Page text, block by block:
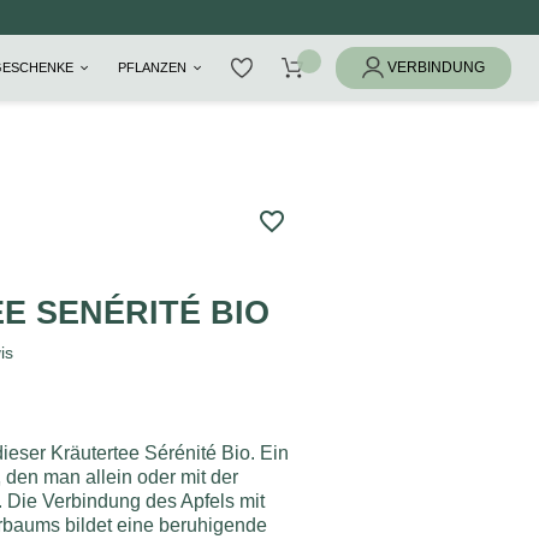
PFLANZEN
favorite_border
SENÉRITÉ BIO
Kräutertee Sérénité Bio. Ein
den man allein oder mit der
Verbindung des Apfels mit
bildet eine beruhigende